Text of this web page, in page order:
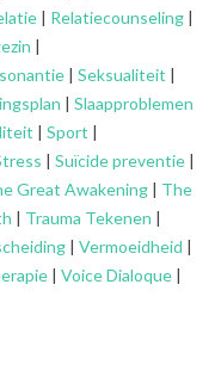
| Relatiecounseling |
|
| Seksualiteit |
| Slaapproblemen
| Sport |
| Suïcide preventie |
Great Awakening | The
| Trauma Tekenen |
| Vermoeidheid |
| Voice Dialoque |